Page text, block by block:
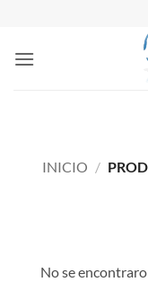
contenido
INICIO /
No se